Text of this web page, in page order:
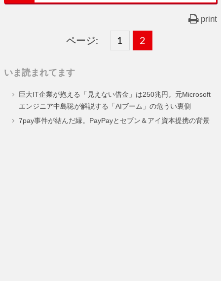
print
ページ:
固
ー
ジ
1 ,
固
ー
ジ
2
いま読まれてます
巨大IT企業が抱える「見えない借金」は250兆円。元Microsoft
エンジニア中島聡が解説する「AIブーム」の危うい裏側
7pay事件が結んだ縁。PayPayとセブン＆アイ資本提携の背景